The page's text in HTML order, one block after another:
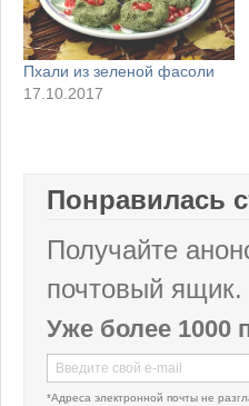
Пхали из зеленой фасоли
17.10.2017
Понравилась
Получайте
почтовый ящик.
Уже более 1000
*Адреса электронной почты не